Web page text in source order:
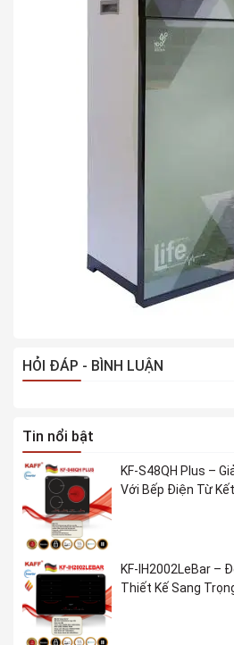
HỎI ĐÁP - BÌNH LUẬN
Tin nổi bật
KF-S48QH Plus –
Với Bếp Điện Từ
KF-IH2002LeBar –
Thiết Kế Sang